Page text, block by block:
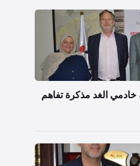
الغد مذكرة تفاهم